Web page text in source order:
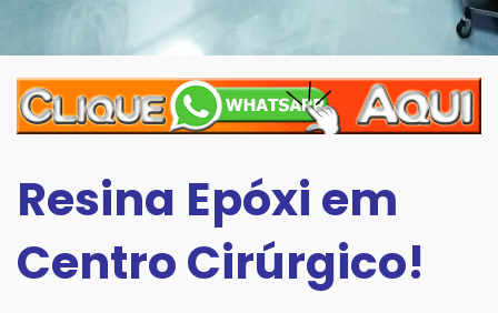
Resina Epóxi em
Centro Cirúrgico!